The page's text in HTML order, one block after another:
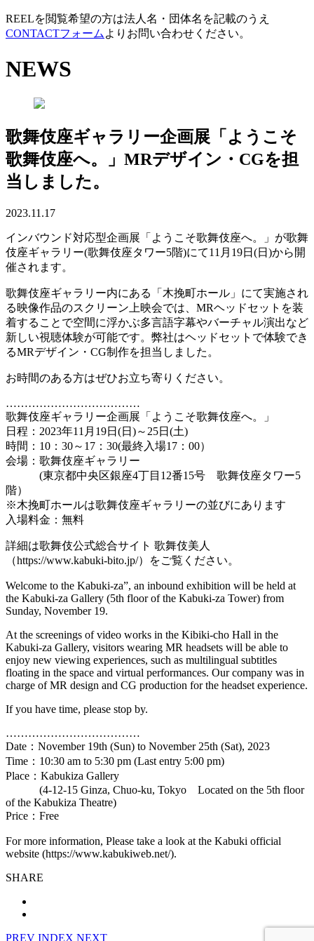
REELを閲覧希望の方は法人名・団体名を記載のうえ
CONTACTフォーム よりお問い合わせください。
NEWS
歌舞伎座ギャラリー企画展「ようこそ
歌舞伎座へ。」MRデザイン・CGを担
当しました。
2023.11.17
インバウンド対応型企画展「ようこそ歌舞伎座へ。」が歌舞
伎座ギャラリー(歌舞伎座タワー5階)にて11月19日(日)から開
催されます。
歌舞伎座ギャラリー内にある「木挽町ホール」にて実施され
る映像作品のスクリーン上映会では、MRヘッドセットを装
着することで空間に浮かぶ多言語字幕やバーチャル演出など
新しい視聴体験が可能です。弊社はヘッドセットで体験でき
るMRデザイン・CG制作を担当しました。
お時間のある方はぜひお立ち寄りください。
………………………………
歌舞伎座ギャラリー企画展「ようこそ歌舞伎座へ。」
日程：2023年11月19日(日)～25日(土)
時間：10：30～17：30(最終入場17：00）
会場：歌舞伎座ギャラリー
(東京都中央区銀座4丁目12番15号 歌舞伎座タワー5
階）
※木挽町ホールは歌舞伎座ギャラリーの並びにあります
入場料金：無料
詳細は歌舞伎公式総合サイト 歌舞伎美人
（https://www.kabuki-bito.jp/）をご覧ください。
Welcome to the Kabuki-za”, an inbound exhibition will be held at
the Kabuki-za Gallery (5th floor of the Kabuki-za Tower) from
Sunday, November 19.
At the screenings of video works in the Kibiki-cho Hall in the
Kabuki-za Gallery, visitors wearing MR headsets will be able to
enjoy new viewing experiences, such as multilingual subtitles
floating in the space and virtual performances. Our company was in
charge of MR design and CG production for the headset experience.
If you have time, please stop by.
………………………………
Date：November 19th (Sun) to November 25th (Sat), 2023
Time：10:30 am to 5:30 pm (Last entry 5:00 pm)
Place：Kabukiza Gallery
(4-12-15 Ginza, Chuo-ku, Tokyo Located on the 5th floor
of the Kabukiza Theatre)
Price：Free
For more information, Please take a look at the Kabuki official
website (https://www.kabukiweb.net/).
SHARE
PREV INDEX NEXT